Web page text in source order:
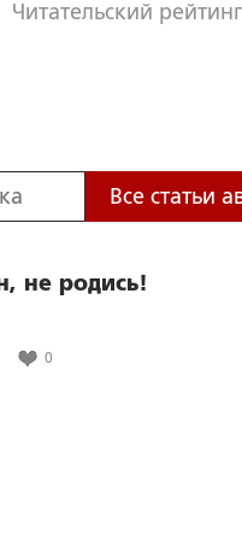
Читательский
Все статьи
не родись!
0